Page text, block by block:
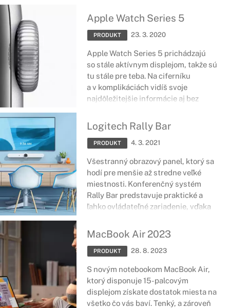
Apple Watch Series 5
PRODUKT 23. 3. 2020
Apple Watch Series 5 prichádzajú
so stále aktívnym displejom, takže sú
tu stále pre teba. Na ciferníku
a v komplikáciách vidíš svoje
najdôležitejšie informácie aj bez
po prvýkrát vyrobené z hliníka
recyklovaného na 100 %. A svoj
jedinečný štýl môžeš predviesť vďaka
a farieb.
Logitech Rally Bar
PRODUKT 4. 3. 2021
Všestranný obrazový panel, ktorý sa
hodí pre menšie až stredne veľké
miestnosti. Konferenčný systém
Rally Bar predstavuje praktické a
ľahko ovládateľné zariadenie, vďaka
videokonferencie bez najmenších
problémov.
MacBook Air 2023
PRODUKT 28. 8. 2023
S novým notebookom MacBook Air,
ktorý disponuje 15-palcovým
displejom získate dostatok miesta na
všetko čo vás baví. Tenký, a zároveň